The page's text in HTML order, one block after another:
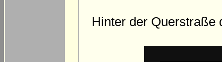
Hinter der Querstraße